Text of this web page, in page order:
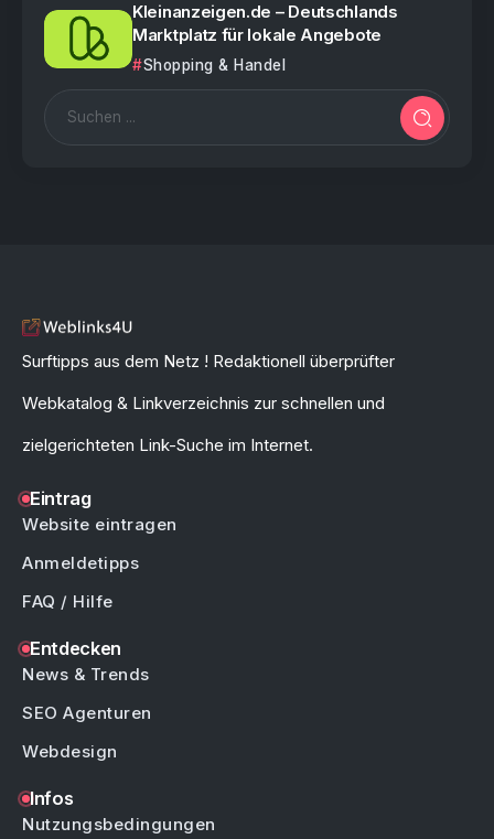
Kleinanzeigen.de – Deutschlands
Marktplatz für lokale Angebote
Shopping & Handel
Surftipps aus dem Netz ! Redaktionell überprüfter
Webkatalog & Linkverzeichnis zur schnellen und
zielgerichteten Link-Suche im Internet.
Eintrag
Website eintragen
Anmeldetipps
FAQ / Hilfe
Entdecken
News & Trends
SEO Agenturen
Webdesign
Infos
Nutzungsbedingungen